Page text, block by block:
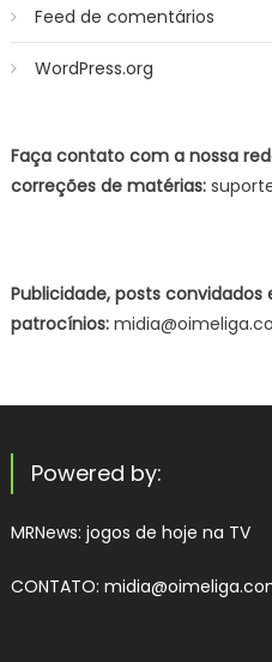
Feed de comentários
WordPress.org
Faça contato com a nossa
correções de matérias:
Publicidade, posts convidados
patrocínios:
Powered by:
MRNews: jogos de hoje na TV
CONTATO: